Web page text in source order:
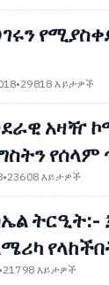
•29818 እይታዎች
አዛዥ
የሰላም
•23608 እይታዎች
ትርዒት:-
21798 እይታዎች